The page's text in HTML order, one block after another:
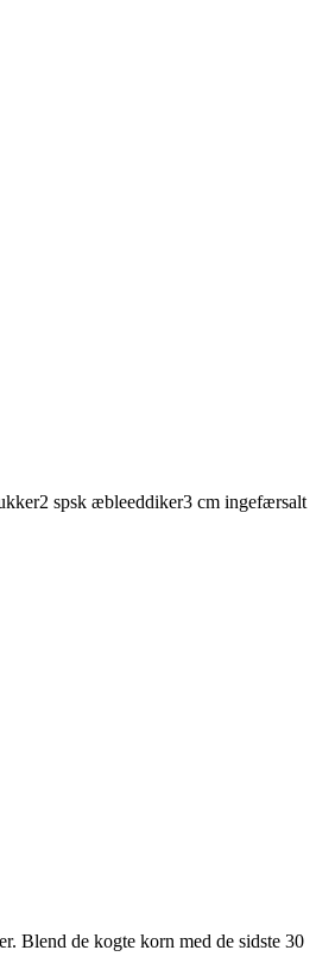
2 spsk æbleeddiker3 cm ingefærsalt
Blend de kogte korn med de sidste 30